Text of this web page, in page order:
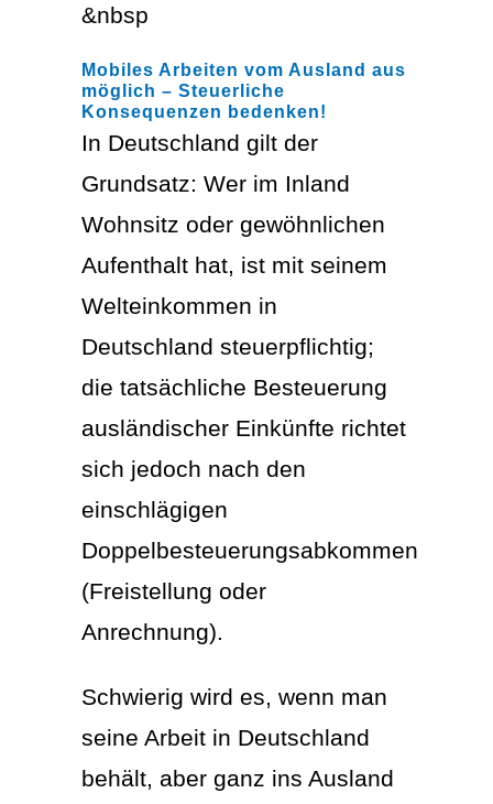
&nbsp
Mobiles Arbeiten vom Ausland aus
möglich – Steuerliche
Konsequenzen bedenken!
In Deutschland gilt der
Grundsatz: Wer im Inland
Wohnsitz oder gewöhnlichen
Aufenthalt hat, ist mit seinem
Welteinkommen in
Deutschland steuerpflichtig;
die tatsächliche Besteuerung
ausländischer Einkünfte richtet
sich jedoch nach den
einschlägigen
Doppelbesteuerungsabkommen
(Freistellung oder
Anrechnung).
Schwierig wird es, wenn man
seine Arbeit in Deutschland
behält, aber ganz ins Ausland